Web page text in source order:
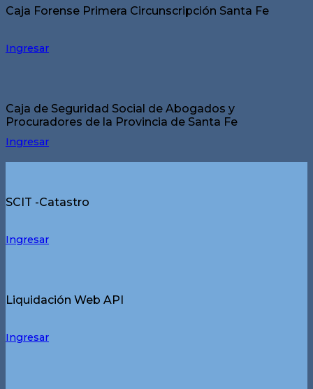
Caja Forense Primera Circunscripción Santa Fe
Ingresar
Caja de Seguridad Social de Abogados y
Procuradores de la Provincia de Santa Fe
Ingresar
SCIT -Catastro
Ingresar
Liquidación Web API
Ingresar